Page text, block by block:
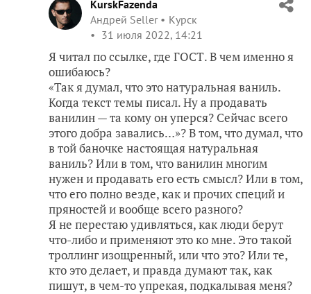
KurskFazenda
Андрей Seller
Курск
31 июля 2022, 14:21
Я читал по ссылке, где ГОСТ. В чем именно я
ошибаюсь?
«Так я думал, что это натуральная ваниль.
Когда текст темы писал. Ну а продавать
ванилин — та кому он уперся? Сейчас всего
этого добра завались…»? В том, что думал, что
в той баночке настоящая натуральная
ваниль? Или в том, что ванилин многим
нужен и продавать его есть смысл? Или в том,
что его полно везде, как и прочих специй и
пряностей и вообще всего разного?
Я не перестаю удивляться, как люди берут
что-либо и применяют это ко мне. Это такой
троллинг изощренный, или что это? Или те,
кто это делает, и правда думают так, как
пишут, в чем-то упрекая, подкалывая меня?